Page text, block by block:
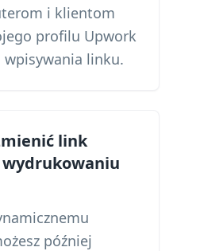
i klientom
profilu Upwork
wpisywania linku.
link
później